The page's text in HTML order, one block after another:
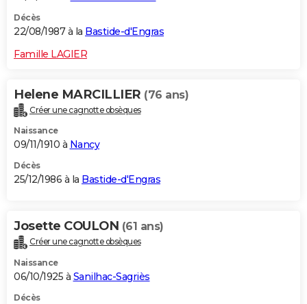
Décès
22/08/1987 à la Bastide-d'Engras
Famille LAGIER
Helene MARCILLIER (76 ans)
Créer une cagnotte obsèques
Naissance
09/11/1910 à Nancy
Décès
25/12/1986 à la Bastide-d'Engras
Josette COULON (61 ans)
Créer une cagnotte obsèques
Naissance
06/10/1925 à Sanilhac-Sagriès
Décès